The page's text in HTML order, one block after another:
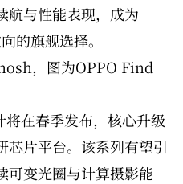
航与性能表现，成为
的旗舰选择。
，图为OPPO Find
在春季发布，核心升级
芯片平台。该系列有望引
可变光圈与计算摄影能